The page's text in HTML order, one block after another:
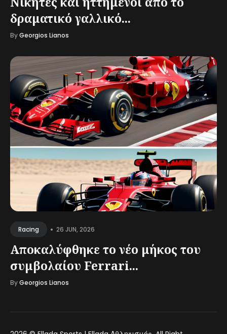
δραματικό γαλλικό...
ByGeorgios Lianos
Racing • 26 JUN, 2026
Αποκαλύφθηκε το νέο μήκος του
συμβολαίου Ferrari...
ByGeorgios Lianos